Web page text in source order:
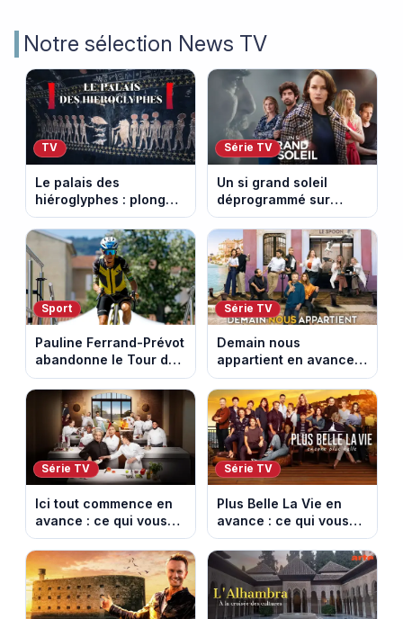
Notre sélection News TV
TV
Le palais des
hiéroglyphes : plongez
dans la tombe
égyptienne qui fascine
les archéologues
Série TV
Un si grand soleil
déprogrammé sur
France 3 : cinq
épisodes inédits
diffusés le 13 août
Sport
Pauline Ferrand-Prévot
abandonne le Tour de
France Femmes avant
la 8e étape
Série TV
Demain nous
appartient en avance :
ce qui vous attend la
semaine du 10 au 14
août 2026 (spoiler)
Série TV
Ici tout commence en
avance : ce qui vous
attend la semaine du
10 au 14 août 2026
(spoiler)
Série TV
Plus Belle La Vie en
avance : ce qui vous
attend la semaine du
10 au 14 août 2026
(spoiler)